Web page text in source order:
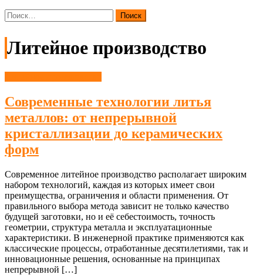
Найти:
Литейное производство
Современные технологии литья
металлов: от непрерывной
кристаллизации до керамических
форм
Современное литейное производство располагает широким
набором технологий, каждая из которых имеет свои
преимущества, ограничения и области применения. От
правильного выбора метода зависит не только качество
будущей заготовки, но и её себестоимость, точность
геометрии, структура металла и эксплуатационные
характеристики. В инженерной практике применяются как
классические процессы, отработанные десятилетиями, так и
инновационные решения, основанные на принципах
непрерывной […]